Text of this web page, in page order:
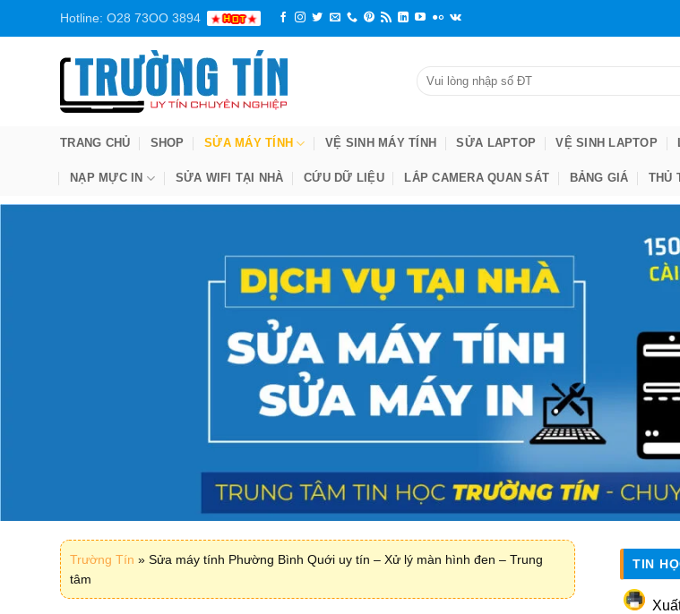
Hotline: O28 73OO 3894
TRANG CHỦ SHOP SỬA MÁY TÍNH VỆ SINH MÁY TÍNH SỬA LAPTOP VỆ SINH LAPTOP
NẠP MỰC IN SỬA WIFI TẠI NHÀ CỨU DỮ LIỆU LẮP CAMERA QUAN SÁT BẢNG GIÁ THỦ
Trường Tín » Sửa máy tính Phường Bình Quới uy tín – Xử lý màn hình đen – Trung
tâm
TIN